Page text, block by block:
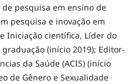
pesquisa em ensino de
pesquisa e inovação em
Iniciação científica, Líder do
(início 2019); Editor-
da Saúde (ACIS) (início
de Gênero e Sexualidade